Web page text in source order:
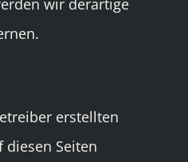
wir derartige
erstellten
diesen Seiten